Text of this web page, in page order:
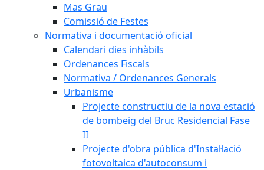
Mas Grau
Comissió de Festes
Normativa i documentació oficial
Calendari dies inhàbils
Ordenances Fiscals
Normativa / Ordenances Generals
Urbanisme
Projecte constructiu de la nova estació
de bombeig del Bruc Residencial Fase
II
Projecte d'obra pública d'Instal·lació
fotovoltaica d'autoconsum i